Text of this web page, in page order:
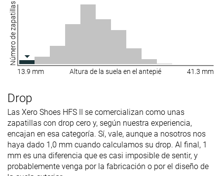
Número de zapatillas
13.9 mm Altura de la suela en el antepié 41.3 mm
Drop
Las Xero Shoes HFS II se comercializan como unas
zapatillas con drop cero y, según nuestra experiencia,
encajan en esa categoría. Sí, vale, aunque a nosotros nos
haya dado 1,0 mm cuando calculamos su drop. Al final, 1
mm es una diferencia que es casi imposible de sentir, y
probablemente venga por la fabricación o por el diseño de